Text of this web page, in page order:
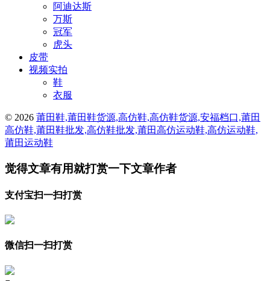
阿迪达斯
万斯
冠军
虎头
皮带
视频实拍
鞋
衣服
© 2026 莆田鞋,莆田鞋货源,高仿鞋,高仿鞋货源,安福档口,莆田
高仿鞋,莆田鞋批发,高仿鞋批发,莆田高仿运动鞋,高仿运动鞋,
莆田运动鞋
觉得文章有用就打赏一下文章作者
支付宝扫一扫打赏
微信扫一扫打赏